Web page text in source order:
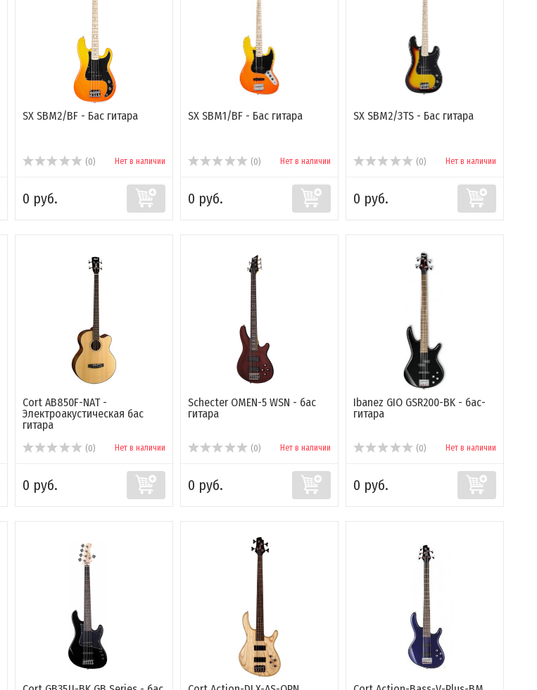
SX SBM2/BF - Бас гитара
(0) Нет в наличии
0 руб.
SX SBM1/BF - Бас гитара
(0) Нет в наличии
0 руб.
SX SBM2/3TS - Бас гитара
(0) Нет в наличии
0 руб.
Cort AB850F-NAT -
Электроакустическая бас
гитара
(0) Нет в наличии
0 руб.
Schecter OMEN-5 WSN - бас
гитара
(0) Нет в наличии
0 руб.
Ibanez GIO GSR200-BK - бас-
гитара
(0) Нет в наличии
0 руб.